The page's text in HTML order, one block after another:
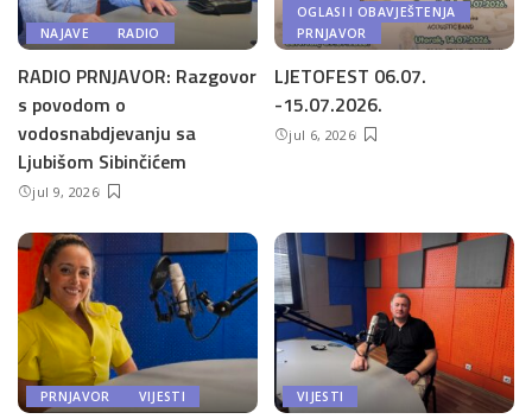
NAJAVE RADIO
RADIO PRNJAVOR: Razgovor
s povodom o
vodosnabdjevanju sa
Ljubišom Sibinčićem
jul 9, 2026
OGLASI I OBAVJEŠTENJA
PRNJAVOR
LJETOFEST 06.07.
-15.07.2026.
jul 6, 2026
PRNJAVOR VIJESTI VIJESTI